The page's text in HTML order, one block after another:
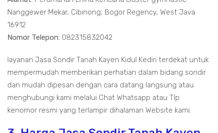
Nanggewer Mekar, Cibinong, Bogor Regency, West Java
16912
Nomor Telepon: 082315832042
layanan Jasa Sondir Tanah Kayen Kidul Kediri terdekat untuk
mempermudah memberikan perhatian dalam bidang sondir
dan mudah dipesan dengan cara datang langsung atau
menghubungi kami melalui Chat Whatsapp atau Tlp
kenomor resmi yang terlampir dihalaman Website kami.